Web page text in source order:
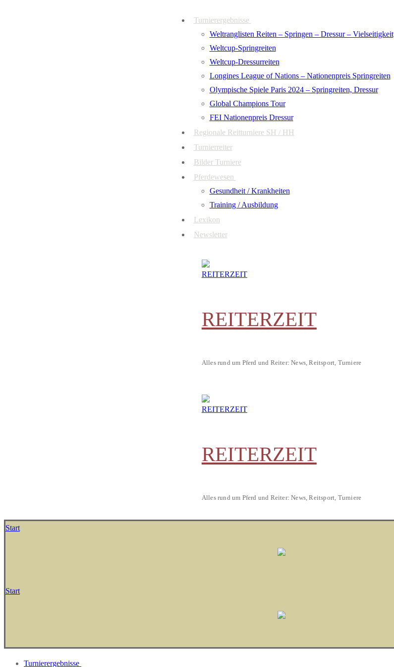
Turnierergebnisse
Weltranglisten Reiten – Springen – Dressur – Vielseitigkeit
Weltcup-Springreiten
Weltcup-Dressurreiten
Longines League of Nations – Nationenpreis Springreiten
Olympische Spiele Paris 2024 – Springreiten, Dressur
Global Champions Tour
FEI Nationenpreis Dressur
Regionale Reitturniere SH / HH
Turnierreiter
Bilder Turniere
Pferdewesen
Gesundheit / Krankheiten
Training / Ausbildung
Lexikon
Newsletter
REITERZEIT
Alles rund um Pferd und Reiter: News, Reitsport, Turniere
REITERZEIT
Alles rund um Pferd und Reiter: News, Reitsport, Turniere
Start
Start
Turnierergebnisse